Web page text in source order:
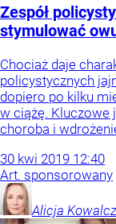
Zespół
stymulować
Chociaż daje
policystycznych
dopiero po kilku
w ciążę. Kluczowe
choroba i
30 kwi 2019 12:40
Art. sponsorowany
Alicja